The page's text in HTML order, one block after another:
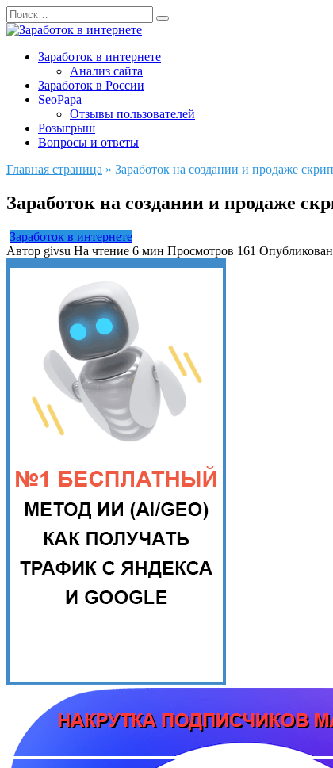
Перейти
к
содержанию
Search
for:
Заработок в интернете
Анализ сайта
Заработок в России
SeoPapa
Отзывы пользователей
Розыгрыш
Вопросы и ответы
Главная страница » Заработок на создании и продаже
Заработок на создании и продаже
Заработок в интернете
Автор givsu На чтение 6 мин Просмотров 161